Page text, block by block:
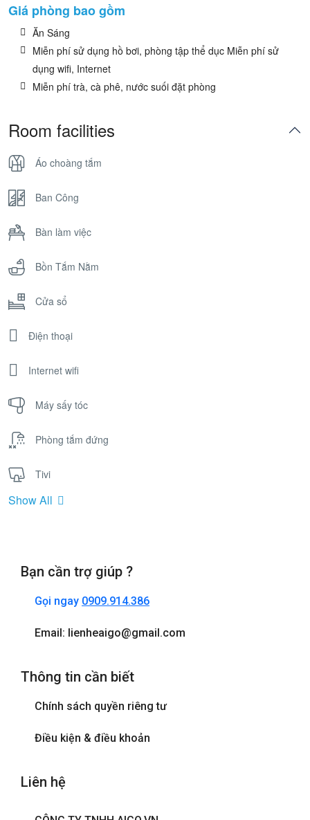
Giá phòng bao gồm
Ăn Sáng
Miễn phí sử dụng hồ bơi, phòng tập thể dục Miễn phí sử
dụng wifi, Internet
Miễn phí trà, cà phê, nước suối đặt phòng
Room facilities
Áo choàng tắm
Ban Công
Bàn làm việc
Bồn Tắm Nằm
Cửa sổ
Điện thoại
Internet wifi
Máy sấy tóc
Phòng tắm đứng
Tivi
Show All
Bạn cần trợ giúp ?
Gọi ngay 0909.914.386
Email: lienheaigo@gmail.com
Thông tin cần biết
Chính sách quyền riêng tư
Điều kiện & điều khoản
Liên hệ